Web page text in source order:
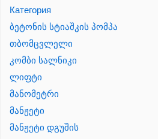
Категория
ბეტონის სტიაშკის პომპა
თბომცვლელი
კომბი სალნიკი
ლიფტი
მანომეტრი
მანჟეტი
მანჟეტი დგუშის